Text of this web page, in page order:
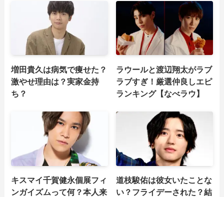
増田貴久は病気で痩せた？
激やせ理由は？実家金持
ち？
ラウールと渡辺翔太がラブ
ラブすぎ！厳選仲良しエピ
ランキング【なべラウ】
キスマイ千賀健永個展フィ
ンガイズムって何？本人来
道枝駿佑は彼女いたことな
い？フライデーされた？結